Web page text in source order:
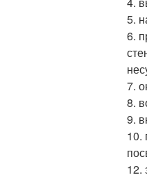
5.
6.
7.
8.
9.
10.
12.